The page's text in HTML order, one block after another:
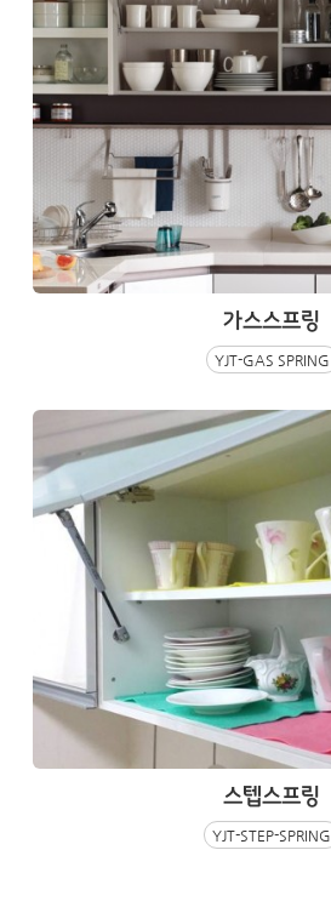
가스스프링
YJT-GAS SPRING
스텝스프링
YJT-STEP-SPRING